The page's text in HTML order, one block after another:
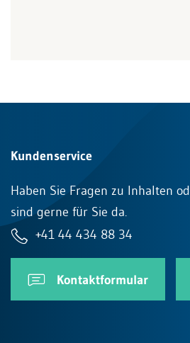
Kundenservice
Haben Sie Fragen zu Inhalten
sind gerne für Sie da.
+41 44 434 88 34
Kontaktformular